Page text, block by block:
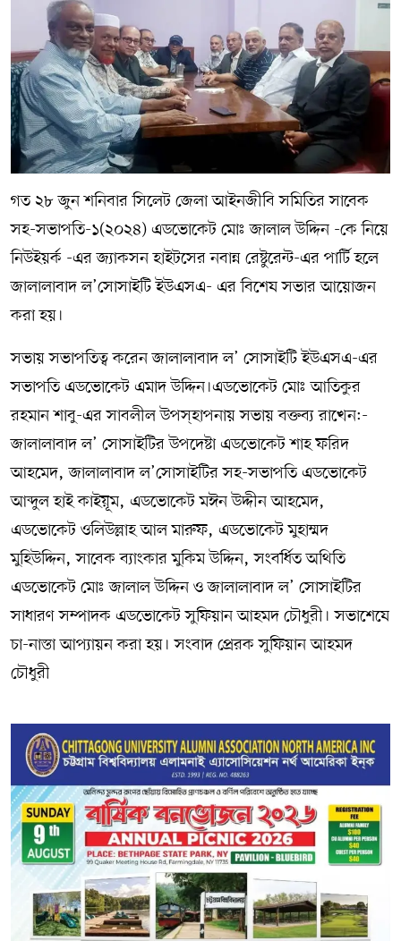
গত ২৮ জুন শনিবার সিলেট জেলা আইনজীবি সমিতির সাবেক
সহ-সভাপতি-১(২০২৪) এডভোকেট মোঃ জালাল উদ্দিন -কে নিয়ে
নিউইয়র্ক -এর জ‍্যাকসন হাইটসের নবান্ন রেষ্টুরেন্ট-এর পার্টি হলে
জালালাবাদ ল’সোসাইটি ইউএসএ- এর বিশেষ সভার আয়োজন
করা হয়।
সভায় সভাপতিত্ব করেন জালালাবাদ ল’ সোসাইটি ইউএসএ-এর
সভাপতি এডভোকেট এমাদ উদ্দিন।এডভোকেট মোঃ আতিকুর
রহমান শাবু-এর সাবলীল উপস্হাপনায় সভায় বক্তব্য রাখেন:-
জালালাবাদ ল’ সোসাইটির উপদেষ্টা এডভোকেট শাহ ফরিদ
আহমেদ, জালালাবাদ ল’সোসাইটির সহ-সভাপতি এডভোকেট
আব্দুল হাই কাইয়ূম, এডভোকেট মঈন উদ্দীন আহমেদ,
এডভোকেট ওলিউল্লাহ আল মারুফ, এডভোকেট মুহাম্মদ
মুহিউদ্দিন, সাবেক ব‍্যাংকার মুকিম উদ্দিন, সংবর্ধিত অথিতি
এডভোকেট মোঃ জালাল উদ্দিন ও জালালাবাদ ল’ সোসাইটির
সাধারণ সম্পাদক এডভোকেট সুফিয়ান আহমদ চৌধুরী। সভাশেষে
চা-নাস্তা আপ‍্যায়ন করা হয়। সংবাদ প্রেরক সুফিয়ান আহমদ
চৌধুরী